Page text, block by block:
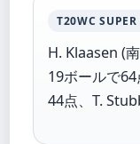
T20WC
H. Klaasen (
19ボールで
44点、T.